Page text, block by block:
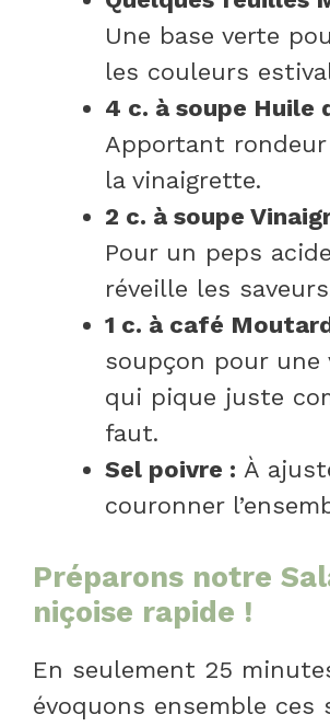
Une base verte
les couleurs
4 c. à soupe Huile
Apportant
la vinaigrette.
2 c. à soupe
Pour un peps
réveille les
1 c. à café
soupçon pour une
qui pique juste
faut.
Sel poivre : À
couronner
Préparons notre
niçoise rapide !
En seulement 25
évoquons ensemble ces